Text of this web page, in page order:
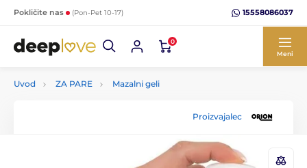
Pokličite nas (Pon-Pet 10-17) 15558086037
0
Meni
Uvod ZA PARE Mazalni geli
Proizvajalec